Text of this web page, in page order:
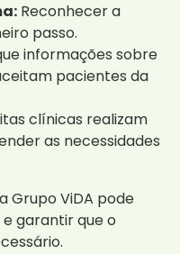
Reconhecer a
passo.
informações sobre
pacientes da
clínicas realizam
as necessidades
Grupo ViDA pode
garantir que o